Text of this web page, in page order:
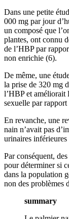
Dans une petite
000 mg par jour
un composé que
plantes, ont connu
de l’HBP par
non enrichie (6).
De même, une
la prise de 320 mg
l’HBP et
sexuelle par
En revanche, une
nain n’avait pas
urinaires
Par conséquent,
pour déterminer si
dans la population
non des problèmes
summary